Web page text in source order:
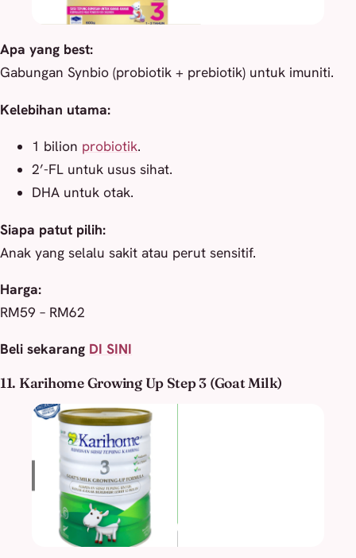
Apa yang best:
Gabungan Synbio (probiotik + prebiotik) untuk imuniti.
Kelebihan utama:
1 bilion probiotik.
2’-FL untuk usus sihat.
DHA untuk otak.
Siapa patut pilih:
Anak yang selalu sakit atau perut sensitif.
Harga:
RM59 – RM62
Beli sekarang DI SINI
11. Karihome Growing Up Step 3 (Goat Milk)